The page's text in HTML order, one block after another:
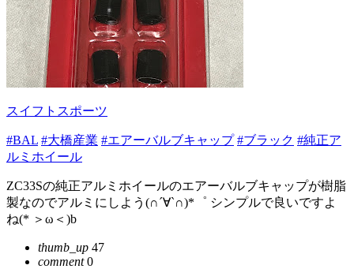
スイフトスポーツ
#BAL #大橋産業 #エアーバルブキャップ #ブラック #純正ア
ルミホイール
ZC33Sの純正アルミホイールのエアーバルブキャップが樹脂
製なのでアルミにしよう(∩´∀`∩)*゜ シンプルで良いですよ
ね(* ＞ω＜)b
thumb_up 47
comment0